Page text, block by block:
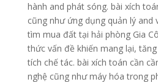
hành and phát sóng. bài xích
cũng như ứng dụng quản lý and
tìm mua đất tại hải phòng Gia
thức vấn đề khiến mang lại,
tích chế tác. bài xích toán cần
nghệ cũng như máy hóa trong